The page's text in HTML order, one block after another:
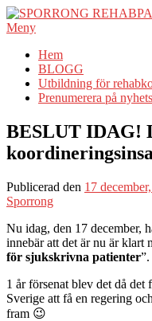
Hoppa
till
Meny
Hem
BLOGG
Utbildning för
Prenumerera på
BESLUT IDAG!
Publicerad den 17
Sporrong
Nu idag, den 17 december,
innebär att det är nu är klart
för sjukskrivna patienter”.
1 år försenat blev det då
Sverige att få en regering
fram 😉